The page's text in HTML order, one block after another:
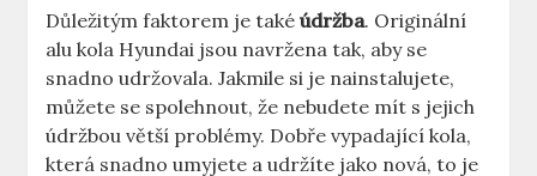
Důležitým faktorem je takéúdržba. Originální
alu kola Hyundai jsou navržena tak, aby se
snadno udržovala. Jakmile si je nainstalujete,
můžete se spolehnout, že nebudete mít s jejich
údržbou větší problémy. Dobře vypadající kola,
která snadno umyjete a udržíte jako nová, to je